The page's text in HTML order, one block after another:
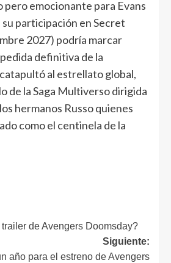
emocionante para Evans
participación en Secret
2027) podría marcar
definitiva de la
al estrellato global,
de la Saga Multiverso dirigida
hermanos Russo quienes
como el centinela de la
de Avengers Doomsday?
Siguiente:
año para el estreno de Avengers